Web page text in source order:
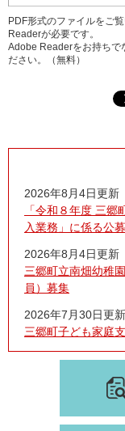
PDF形式のファイルをご
Readerが必要です。
Adobe Readerをお持ちで
ださい。（無料）
2026年8月4日更新
「令和８年度 三
入業務」に係る公
2026年8月4日更新
三郷町立南畑幼稚
員）募集
2026年7月30日更新
三郷町子ども家庭